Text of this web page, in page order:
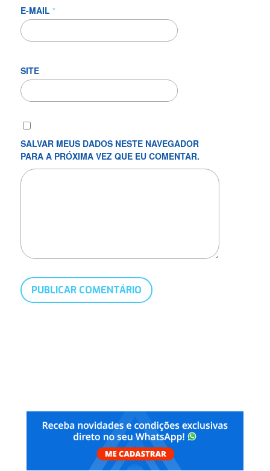
E-MAIL *
SITE
SALVAR MEUS DADOS NESTE NAVEGADOR
PARA A PRÓXIMA VEZ QUE EU COMENTAR.